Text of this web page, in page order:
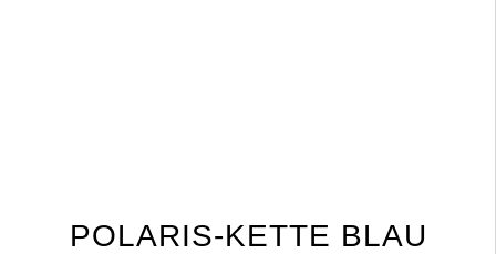
POLARIS-KETTE BLAU